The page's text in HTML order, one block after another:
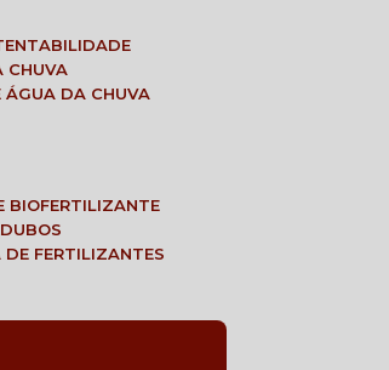
CHUVA
ÁGUA DA CHUVA
BIOFERTILIZANTE
DE FERTILIZANTES